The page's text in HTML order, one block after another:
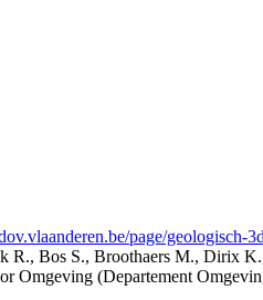
page/geologisch-
R., Bos S., Broothaers M., Dirix
Omgeving (Departement